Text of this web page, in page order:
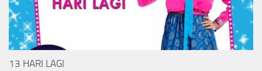
13 HARI LAGI